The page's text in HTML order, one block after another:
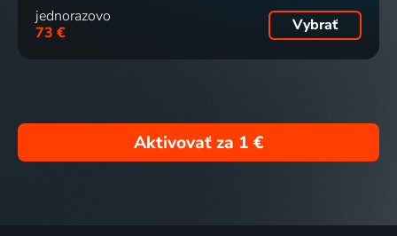
jednorazovo
73 €
Vybrať
Aktivovať za 1 €